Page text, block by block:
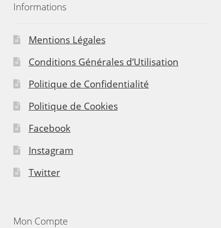
Informations
Mentions Légales
Conditions Générales d’Utilisation
Politique de Confidentialité
Politique de Cookies
Facebook
Instagram
Twitter
Mon Compte